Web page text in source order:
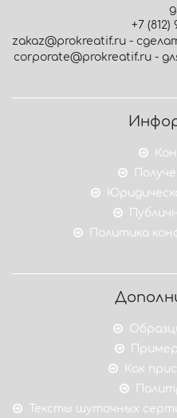
+7 (812)
zakaz@prokreatif.ru -
corporate@prokreatif.ru -
Политика
Как
Тексты шуточных